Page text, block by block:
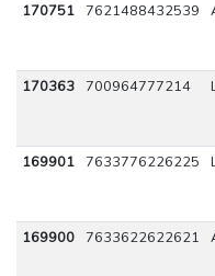
170751 7621488432539
170363 700964777214
169901
7633776226225
169900 7633622622621